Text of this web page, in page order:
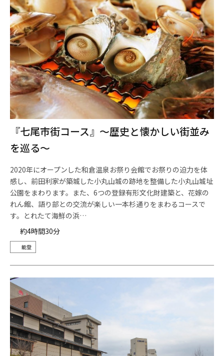
『七尾市街コース』～歴史と懐かしい街並み
を巡る～
2020年にオープンした和倉温泉お祭り会館でお祭りの迫力を体
感し、前田利家が築城した小丸山城の跡地を整備した小丸山城址
公園をまわります。また、6つの登録有形文化財建築と、花嫁の
れん館、語り部との交流が楽しい一本杉通りをまわるコースで
す。とれたて海鮮の浜…
約4時間30分
能登